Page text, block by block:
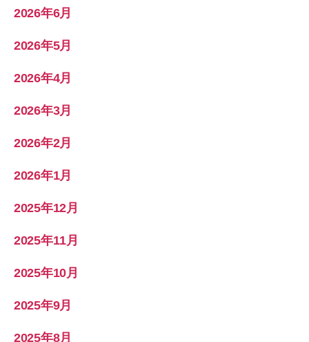
2026年6月
2026年5月
2026年4月
2026年3月
2026年2月
2026年1月
2025年12月
2025年11月
2025年10月
2025年9月
2025年8月